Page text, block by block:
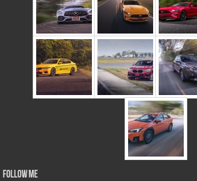
Follow Me